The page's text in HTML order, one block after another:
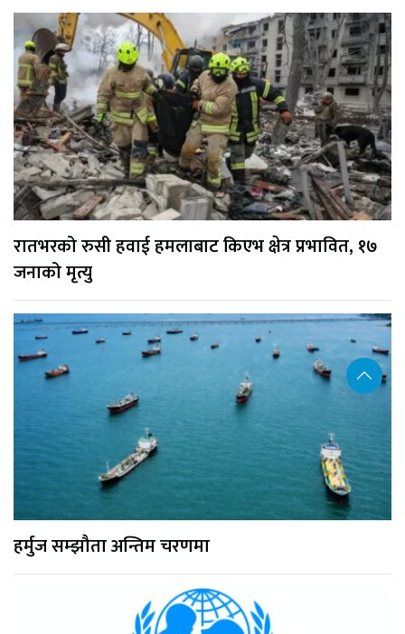
रातभरको रुसी हवाई हमलाबाट किएभ क्षेत्र प्रभावित, १७
जनाको मृत्यु
हर्मुज सम्झौता अन्तिम चरणमा